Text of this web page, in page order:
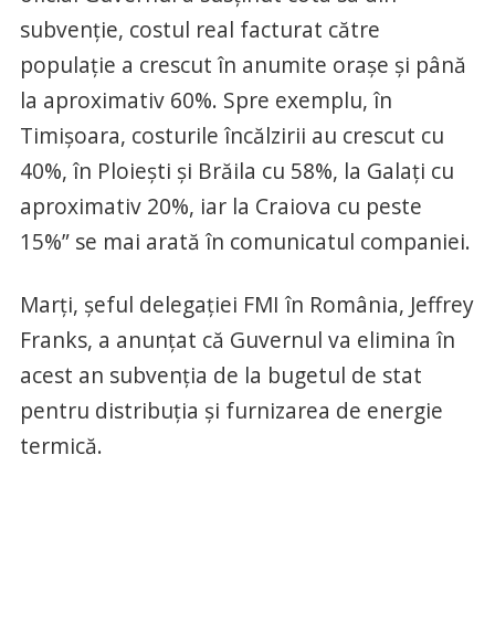
subvenţie, costul real facturat către
populaţie a crescut în anumite oraşe şi până
la aproximativ 60%. Spre exemplu, în
Timişoara, costurile încălzirii au crescut cu
40%, în Ploieşti şi Brăila cu 58%, la Galaţi cu
aproximativ 20%, iar la Craiova cu peste
15%” se mai arată în comunicatul companiei.
Marţi, şeful delegaţiei FMI în România, Jeffrey
Franks, a anunţat că Guvernul va elimina în
acest an subvenţia de la bugetul de stat
pentru distribuţia şi furnizarea de energie
termică.